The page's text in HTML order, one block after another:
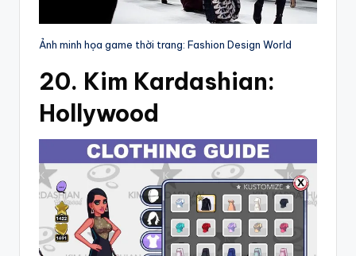
Ảnh minh họa game thời trang: Fashion Design World
20. Kim Kardashian:
Hollywood